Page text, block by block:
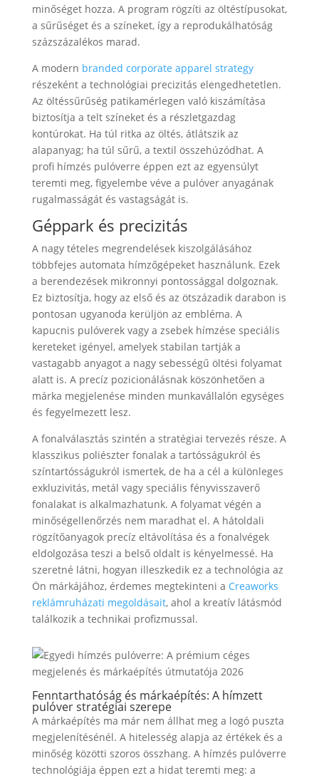
minőséget hozza. A program rögzíti az öltéstípusokat,
a sűrűséget és a színeket, így a reprodukálhatóság
százszázalékos marad.
A modern branded corporate apparel strategy
részeként a technológiai precizitás elengedhetetlen.
Az öltéssűrűség patikamérlegen való kiszámítása
biztosítja a telt színeket és a részletgazdag
kontúrokat. Ha túl ritka az öltés, átlátszik az
alapanyag; ha túl sűrű, a textil összehúzódhat. A
profi hímzés pulóverre éppen ezt az egyensúlyt
teremti meg, figyelembe véve a pulóver anyagának
rugalmasságát és vastagságát is.
Géppark és precizitás
A nagy tételes megrendelések kiszolgálásához
többfejes automata hímzőgépeket használunk. Ezek
a berendezések mikronnyi pontossággal dolgoznak.
Ez biztosítja, hogy az első és az ötszázadik darabon is
pontosan ugyanoda kerüljön az embléma. A
kapucnis pulóverek vagy a zsebek hímzése speciális
kereteket igényel, amelyek stabilan tartják a
vastagabb anyagot a nagy sebességű öltési folyamat
alatt is. A precíz pozicionálásnak köszönhetően a
márka megjelenése minden munkavállalón egységes
és fegyelmezett lesz.
A fonalválasztás szintén a stratégiai tervezés része. A
klasszikus poliészter fonalak a tartósságukról és
színtartósságukról ismertek, de ha a cél a különleges
exkluzivitás, metál vagy speciális fényvisszaverő
fonalakat is alkalmazhatunk. A folyamat végén a
minőségellenőrzés nem maradhat el. A hátoldali
rögzítőanyagok precíz eltávolítása és a fonalvégek
eldolgozása teszi a belső oldalt is kényelmessé. Ha
szeretné látni, hogyan illeszkedik ez a technológia az
Ön márkájához, érdemes megtekinteni a Creaworks
reklámruházati megoldásait, ahol a kreatív látásmód
találkozik a technikai profizmussal.
Fenntarthatóság és márkaépítés: A hímzett
pulóver stratégiai szerepe
A márkaépítés ma már nem állhat meg a logó puszta
megjelenítésénél. A hitelesség alapja az értékek és a
minőség közötti szoros összhang. A hímzés pulóverre
technológiája éppen ezt a hidat teremti meg: a